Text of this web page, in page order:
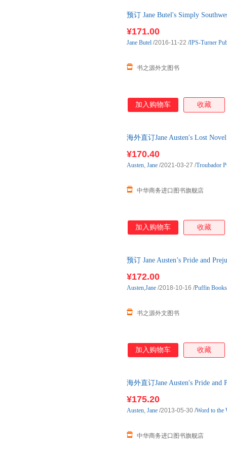
预订 Jane Butel's Simply
¥171.00
书之源外文图书
Jane Butel /2016-11-22 /IPS-Turner
加入购物车 收藏
海外直订Jane Austen's Lost
¥170.40
中华商务进口图书旗舰店
Austen, Jane /2021-03-27 /Troubador
加入购物车 收藏
预订 Jane Austen’s Pride and
¥172.00
书之源外文图书
Austen,Jane /2018-10-16 /Puffin Books
加入购物车 收藏
海外直订Jane Austen's Pride
¥175.20
中华商务进口图书旗舰店
Austen, Jane /2013-05-30 /Word to the